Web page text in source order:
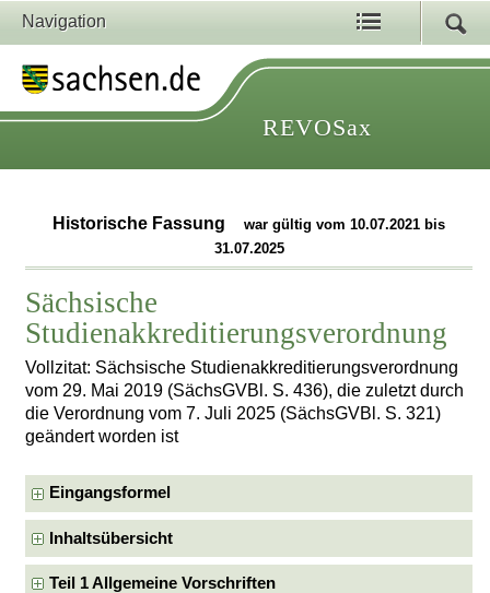
Navigation
REVOSax
Historische Fassung
war gültig vom 10.07.2021 bis
31.07.2025
Sächsische
Studienakkreditierungsverordnung
Vollzitat: Sächsische Studienakkreditierungsverordnung
vom 29. Mai 2019 (SächsGVBl. S. 436), die zuletzt durch
die Verordnung vom 7. Juli 2025 (SächsGVBl. S. 321)
geändert worden ist
Eingangsformel
Inhaltsübersicht
Teil 1 Allgemeine Vorschriften